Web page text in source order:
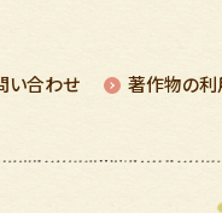
い合わせ 著作物の利